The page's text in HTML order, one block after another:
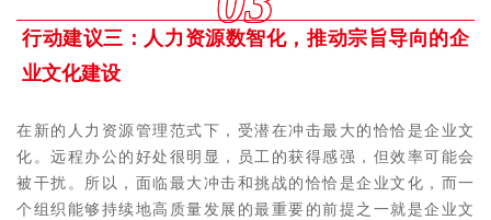
行动建议三：人力资源数智化，推动宗旨导向的企
业文化建设
在新的人力资源管理范式下，受潜在冲击最大的恰恰是企业文
化。远程办公的好处很明显，员工的获得感强，但效率可能会
被干扰。所以，面临最大冲击和挑战的恰恰是企业文化，而一
个组织能够持续地高质量发展的最重要的前提之一就是企业文